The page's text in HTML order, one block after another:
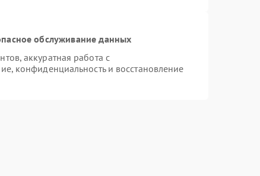
обслуживание данных
аккуратная работа с
конфиденциальность и восстановление